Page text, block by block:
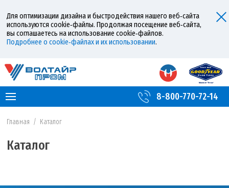
Для оптимизации дизайна и быстродействия нашего веб‑сайта
используются cookie‑файлы. Продолжая посещение веб‑сайта,
вы соглашаетесь на использование cookie‑файлов.
Подробнее о cookie‑файлах и их использовании.
8-800-770-72-14
Главная / Каталог
Каталог